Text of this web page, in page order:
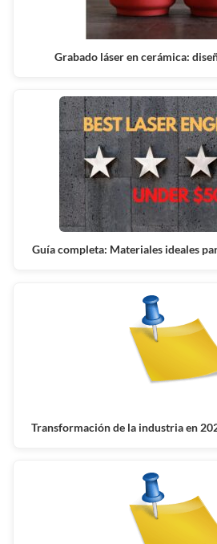
Grabado láser en cerámica:
Guía completa: Materiales ideales
Transformación de la industria en